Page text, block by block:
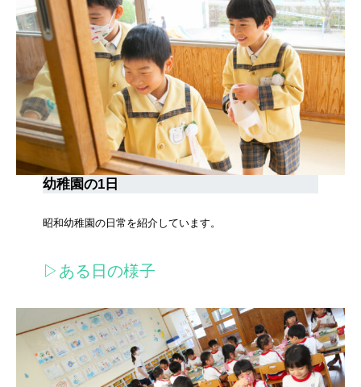
幼稚園の1日
昭和幼稚園の日常を紹介しています。
▷ある日の様子